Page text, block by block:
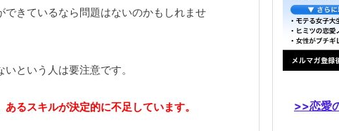
きているなら問題はないのかもしれませ
という人は要注意です。
るスキルが決定的に不足しています。 >>恋愛